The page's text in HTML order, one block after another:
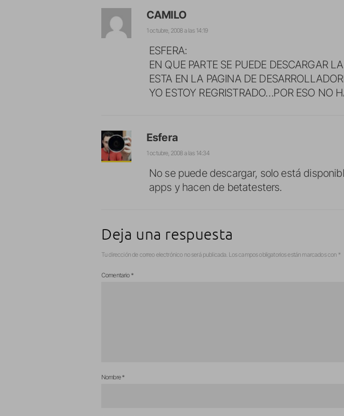
CAMILO
1 octubre, 2008 a las 14:19
ESFERA:
EN QUE PARTE SE PUEDE DESCARGAR
ESTA EN LA PAGINA DE
YO ESTOY REGRISTRADO…POR ESO NO
Esfera
1 octubre, 2008 a las 14:34
No se puede descargar, solo está
apps y hacen de betatesters.
Deja una respuesta
Tu dirección de correo electrónico no será publicada. Los campos obligatorios están marcados con *
Comentario *
Nombre*